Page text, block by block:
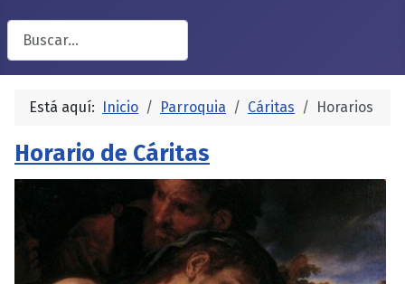
Buscar
Está aquí: Inicio Parroquia Cáritas Horarios
Horario de Cáritas